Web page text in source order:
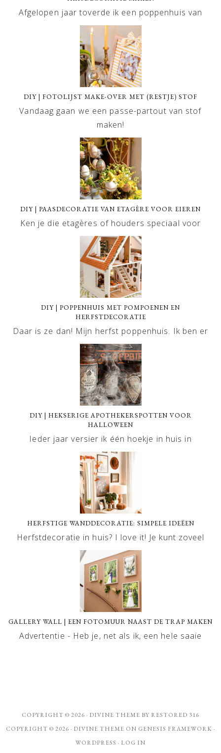
Afgelopen jaar toverde ik een poppenhuis van
DIY | FOTOLIJST MAKE-OVER MET (RESTJE) STOF
Vandaag gaan we een passe-partout van stof
maken!
DIY | PAASDECORATIE VAN ETAGÈRE VOOR EIEREN
Ken je die etagères of houders speciaal voor
DIY | POPPENHUIS MET POMPOENEN EN
HERFSTDECORATIE
Daar is ze dan! Mijn herfst poppenhuis. Ik ben er
DIY | HEKSERIGE APOTHEKERSPOTTEN VOOR
HALLOWEEN
Ieder jaar versier ik één hoekje in huis in
HERFSTIGE WANDDECORATIE: SIMPELE IDEËEN
Herfstdecoratie in huis? I love it! Je kunt zoveel
GALLERY WALL | EEN FOTOMUUR NAAST DE TRAP MAKEN
Advertentie - Heb je, net als ik, een hele saaie
COPYRIGHT © 2026 · DIVINE THEME BY RESTORED 316
COPYRIGHT © 2026 · DIVINE THEME ON GENESIS FRAMEWORK ·
WORDPRESS · LOG IN